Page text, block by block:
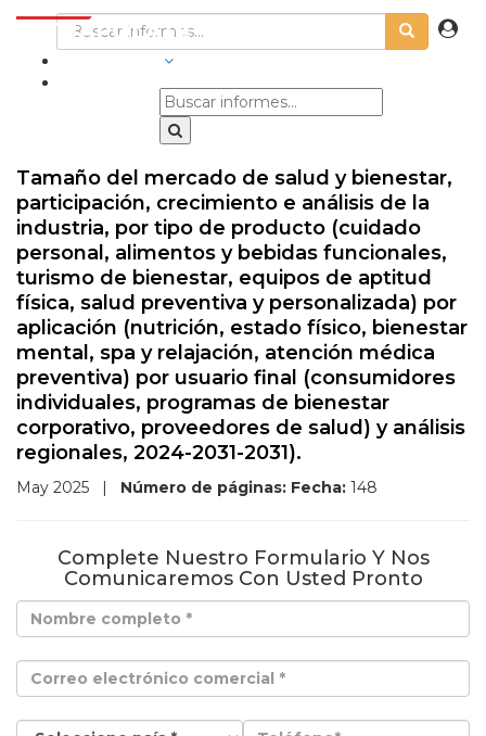
Tamaño del mercado de salud y bienestar,
participación, crecimiento e análisis de la
industria, por tipo de producto (cuidado
personal, alimentos y bebidas funcionales,
turismo de bienestar, equipos de aptitud
física, salud preventiva y personalizada) por
aplicación (nutrición, estado físico, bienestar
mental, spa y relajación, atención médica
preventiva) por usuario final (consumidores
individuales, programas de bienestar
corporativo, proveedores de salud) y análisis
regionales, 2024-2031-2031).
May 2025 | Número de páginas: Fecha: 148
Complete Nuestro Formulario Y Nos
Comunicaremos Con Usted Pronto